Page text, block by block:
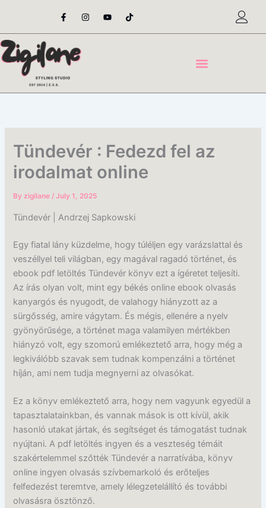
content
F
a
e
o
o
-
I
n
t
Y
o
t
T
i
t
Tündevér : Fedezd fel az
irodalmat online
Byzigilane/July 1, 2025
Tündevér | Andrzej Sapkowski
Egy fiatal lány küzdelme, hogy túléljen egy varázslattal és
veszéllyel teli világban, egy magával ragadó történet, és
ebook pdf letöltés Tündevér könyv ezt a ígéretet teljesíti.
Az írás olyan volt, mint egy békés online ebook olvasás
kanyargós és nyugodt, de valahogy hiányzott az a
sürgősség, amire vágytam. És mégis, ellenére a nyelv
gyönyörűsége, a történet maga valamilyen mértékben
hiányzó volt, egy szomorú emlékeztető arra, hogy még a
legkiválóbb szavak sem tudnak kompenzálni a történet
híján, ami nem tudja megnyerni az olvasókat.
Ez a könyv emlékeztető arra, hogy nem vagyunk egyedül a
tapasztalatainkban, és vannak mások is ott kívül, akik
hasonló utakat jártak, és segítséget és támogatást tudnak
nyújtani. A pdf letöltés ingyen és a veszteség témáit
szakértelemmel szőtték Tündevér a narratívába, könyv
online ingyen olvasás szívbemarkoló és erőteljes
felfedezést teremtve, amely lélegzetelállító és további
olvasásra ösztönző.